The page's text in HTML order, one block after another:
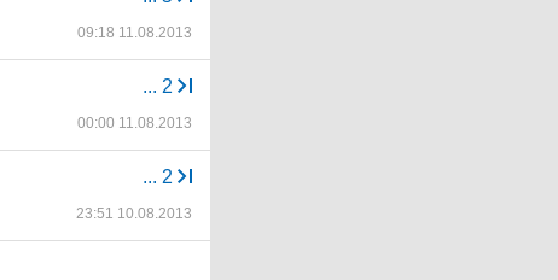
09:18 11.08.2013
... 2
00:00 11.08.2013
... 2
23:51 10.08.2013